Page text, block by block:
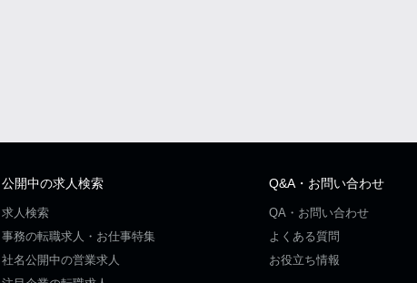
公開中の求人検索
求人検索
事務の転職求人・お仕事特集
社名公開中の営業求人
Q&A・お問い合わせ
QA・お問い合わせ
よくある質問
お役立ち情報